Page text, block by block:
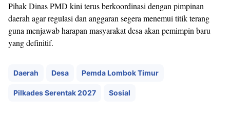
Pihak Dinas PMD kini terus berkoordinasi dengan pimpinan
daerah agar regulasi dan anggaran segera menemui titik terang
guna menjawab harapan masyarakat desa akan pemimpin baru
yang definitif.
Daerah Desa Pemda Lombok Timur
Pilkades Serentak 2027 Sosial